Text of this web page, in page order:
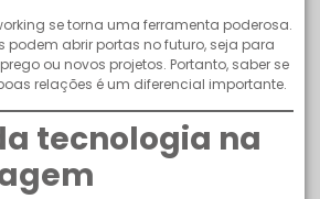
se torna uma ferramenta poderosa.
podem abrir portas no futuro, seja para
ou novos projetos. Portanto, saber se
relações é um diferencial importante.
tecnologia na